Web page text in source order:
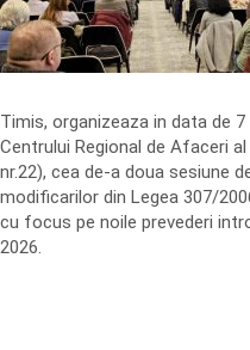
Timis, organizeaza in data de
Centrului Regional de Afaceri
nr.22), cea de-a doua sesiune
modificarilor din Legea 307/
cu focus pe noile prevederi
2026.